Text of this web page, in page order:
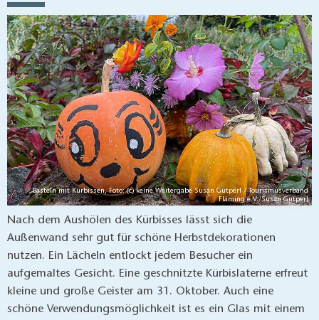
Basteln mit Kürbissen, Foto: (c) keine Weitergabe Susan Gutperl / Tourismusverband
Fläming e.V./Susan Gutperl
Nach dem Aushölen des Kürbisses lässt sich die
Außenwand sehr gut für schöne Herbstdekorationen
nutzen. Ein Lächeln entlockt jedem Besucher ein
aufgemaltes Gesicht. Eine geschnitzte Kürbislaterne erfreut
kleine und große Geister am 31. Oktober. Auch eine
schöne Verwendungsmöglichkeit ist es ein Glas mit einem